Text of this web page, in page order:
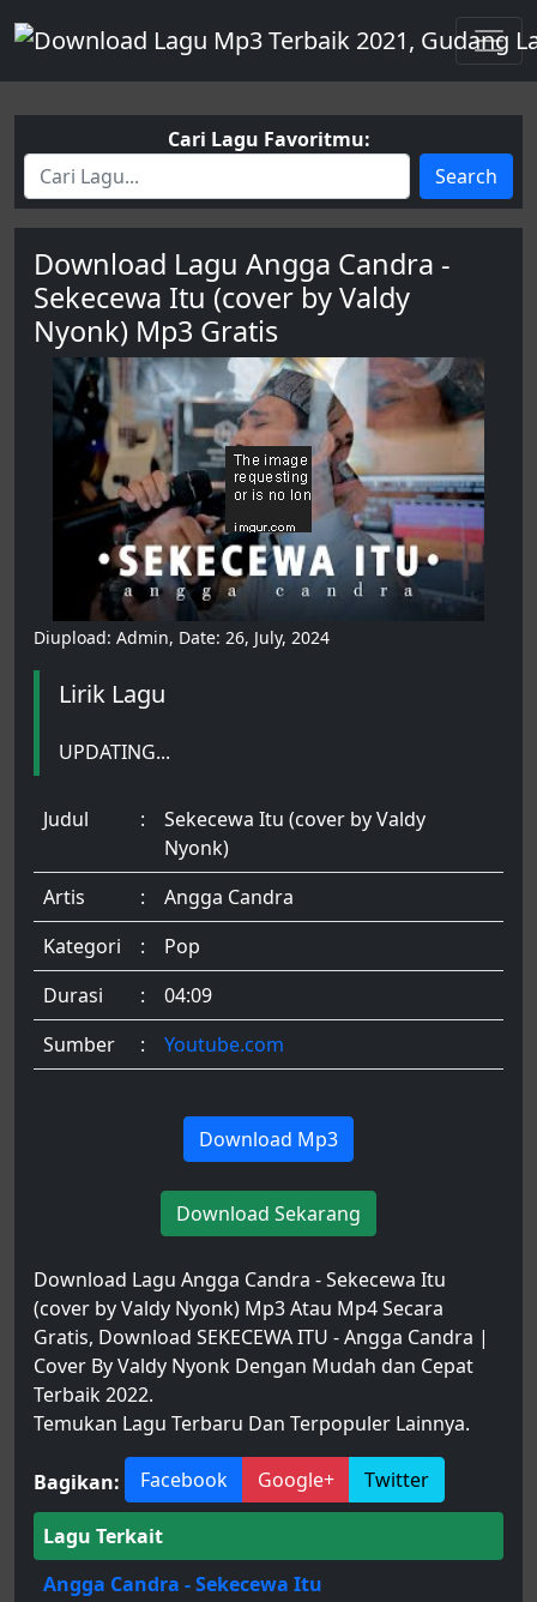
Cari Lagu Favoritmu:
Search
Download Lagu Angga Candra -
Sekecewa Itu (cover by Valdy
Nyonk) Mp3 Gratis
Diupload: Admin, Date: 26, July, 2024
Lirik Lagu
UPDATING...
Judul :
Sekecewa Itu (cover by Valdy
Nyonk)
Artis
:
Angga Candra
Kategori
:
Pop
Durasi
:
04:09
Sumber
: Youtube.com
Download Mp3
Download Sekarang
Download Lagu Angga Candra - Sekecewa Itu
(cover by Valdy Nyonk) Mp3 Atau Mp4 Secara
Gratis, Download SEKECEWA ITU - Angga Candra |
Cover By Valdy Nyonk Dengan Mudah dan Cepat
Terbaik 2022.
Temukan Lagu Terbaru Dan Terpopuler Lainnya.
Bagikan: Facebook Google+ Twitter
Lagu Terkait
Angga Candra - Sekecewa Itu